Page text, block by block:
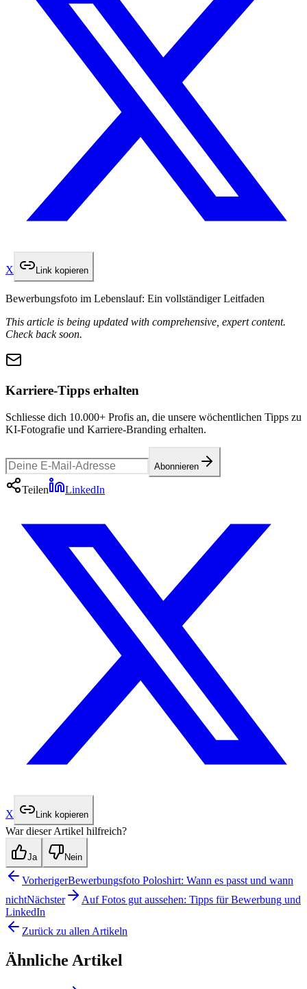
X Link kopieren
Bewerbungsfoto im Lebenslauf: Ein vollständiger Leitfaden
This article is being updated with comprehensive, expert content.
Check back soon.
Karriere-Tipps erhalten
Schliesse dich 10.000+ Profis an, die unsere wöchentlichen Tipps zu
KI-Fotografie und Karriere-Branding erhalten.
Abonnieren
Teilen LinkedIn
X Link kopieren
War dieser Artikel hilfreich?
Ja Nein
VorherigerBewerbungsfoto Poloshirt: Wann es passt und wann
nichtNächster
Auf Fotos gut aussehen: Tipps für Bewerbung und
LinkedIn
Zurück zu allen Artikeln
Ähnliche Artikel